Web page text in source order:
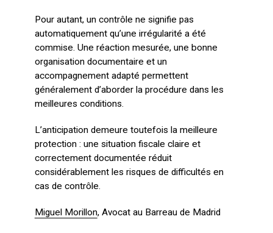
Pour autant, un contrôle ne signifie pas
automatiquement qu’une irrégularité a été
commise. Une réaction mesurée, une bonne
organisation documentaire et un
accompagnement adapté permettent
généralement d’aborder la procédure dans les
meilleures conditions.
L’anticipation demeure toutefois la meilleure
protection : une situation fiscale claire et
correctement documentée réduit
considérablement les risques de difficultés en
cas de contrôle.
Miguel Morillon, Avocat au Barreau de Madrid